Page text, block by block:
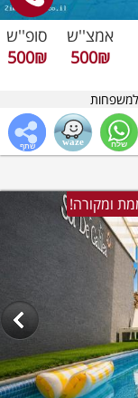
אמצ''ש
500₪
סופ''ש
500₪
ומקורה!